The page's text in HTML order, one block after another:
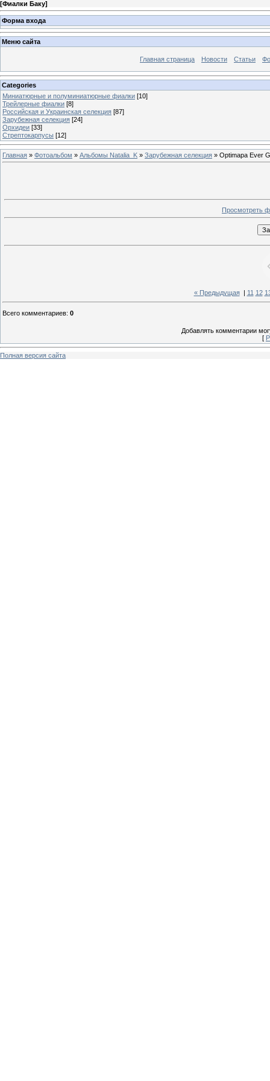
[Фиалки Баку]
Форма входа
Меню сайта
Главная страница Новости Статьи
Categories
Миниатюрные и полуминиатюрные фиалки [10]
Трейлерные фиалки [8]
Российская и Украинская селекция [87]
Зарубежная селекция [24]
Орхидеи [33]
Стрептокарпусы [12]
Главная » Фотоальбом » Альбомы Natalia_K » Зарубежная селекция » Optimapa Ever
Просмотреть
« Предыдущая| 11 12
Всего комментариев: 0
Добавлять комментарии
[
Полная версия сайта